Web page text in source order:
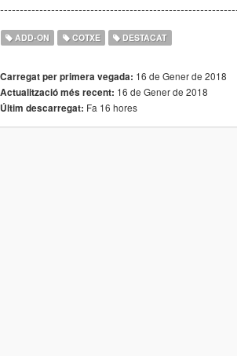
ADD-ON COTXE DESTACAT
Carregat per primera vegada: 16 de Gener de 2018
Actualització més recent: 16 de Gener de 2018
Últim descarregat: Fa 16 hores